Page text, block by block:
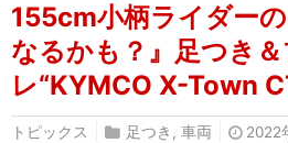
155cm小柄ライダー
なるかも？』足つき
レ“KYMCO X-Town
トピックス 足つき ,車両 2022